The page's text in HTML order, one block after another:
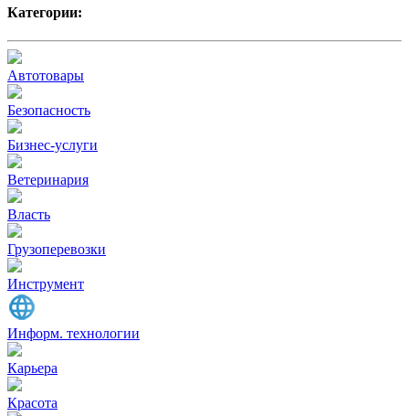
Категории:
Автотовары
Безопасность
Бизнес-услуги
Ветеринария
Власть
Грузоперевозки
Инструмент
Информ. технологии
Карьера
Красота